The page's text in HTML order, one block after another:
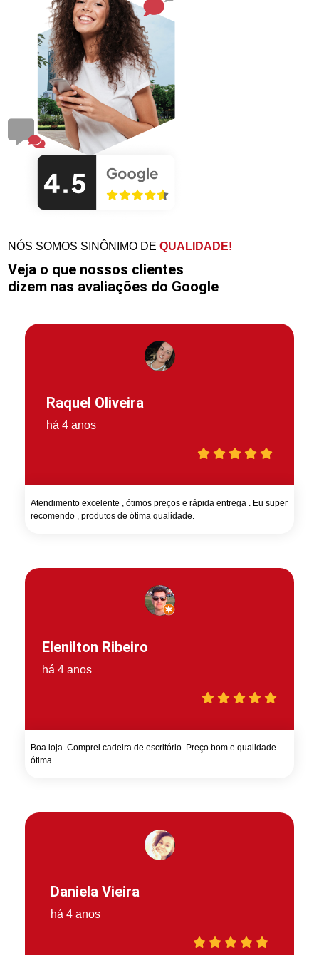
NÓS SOMOS SINÔNIMO DEQUALIDADE!
Veja o que nossos clientes
dizem nas avaliações do Google
Raquel Oliveira
há 4 anos
Atendimento excelente , ótimos preços e rápida entrega . Eu super
recomendo , produtos de ótima qualidade.
Elenilton Ribeiro
há 4 anos
Boa loja. Comprei cadeira de escritório. Preço bom e qualidade
ótima.
Daniela Vieira
há 4 anos